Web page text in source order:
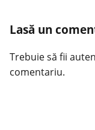
Lasă un
Trebuie să fii
comentariu.